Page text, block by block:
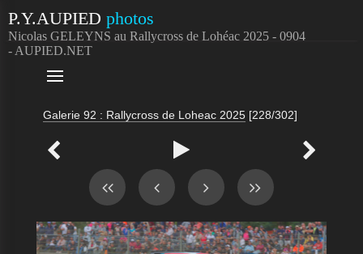
P.Y.AUPIED photos
Nicolas GELEYNS au Rallycross de Lohéac 2025 - 0904
- AUPIED.NET

Galerie 92 : Rallycross de Loheac 2025 [228/302]
  